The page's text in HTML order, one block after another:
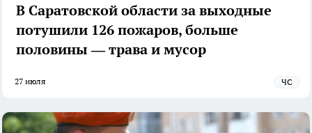
В Саратовской области за выходные
потушили 126 пожаров, больше
половины — трава и мусор
27 июля ЧС